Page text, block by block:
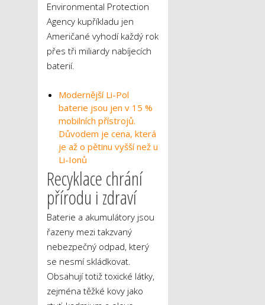
Environmental Protection
Agency kupříkladu jen
Američané vyhodí každý rok
přes tři miliardy nabíjecích
baterií.
Modernější Li-Pol
baterie jsou jen v 15 %
mobilních přístrojů.
Důvodem je cena, která
je až o pětinu vyšší než u
Li-Ionů
Recyklace chrání
přírodu i zdraví
Baterie a akumulátory jsou
řazeny mezi takzvaný
nebezpečný odpad, který
se nesmí skládkovat.
Obsahují totiž toxické látky,
zejména těžké kovy jako